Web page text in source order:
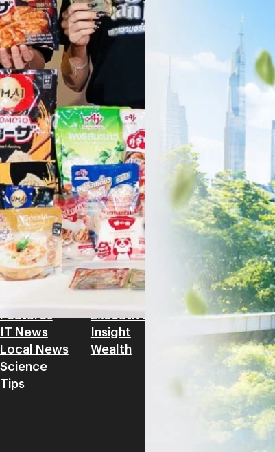
ครบรอบ 6 ปี สำนักข่าว
TRANSITION ถกแน
เนื่องในโอกาสครบรอบ 6 ปี สำ
เปลี่ยนมุมมองเกี่ยวกับการเป
ประยุกต์ใช้ได้จริง จากผู้แทน
ประเทศไทยควรปรับตัวอย่าง
ทั้งในมิติของภาครัฐ ภาคธุรกิ
เศรษฐกิจ ปรับห่วงโซ่คุณค่า แ
โดย ศาสตราจารย์ ดร. ยศชนั
วิทยาศาสตร์ วิจัยและนวัตกรร
สามารถนำ Green Tech มา
วรรธน์ นิลกิจศรานนท์ รองปร
รัตนาภรณ์ ศรีนวลจันทร์ | 2
Read More
Tech
Features
IT News
Local News
Science
Tips
Biz
Corporate
Executive
Insight
Wealth
Game
Articles
Game News
Reviews